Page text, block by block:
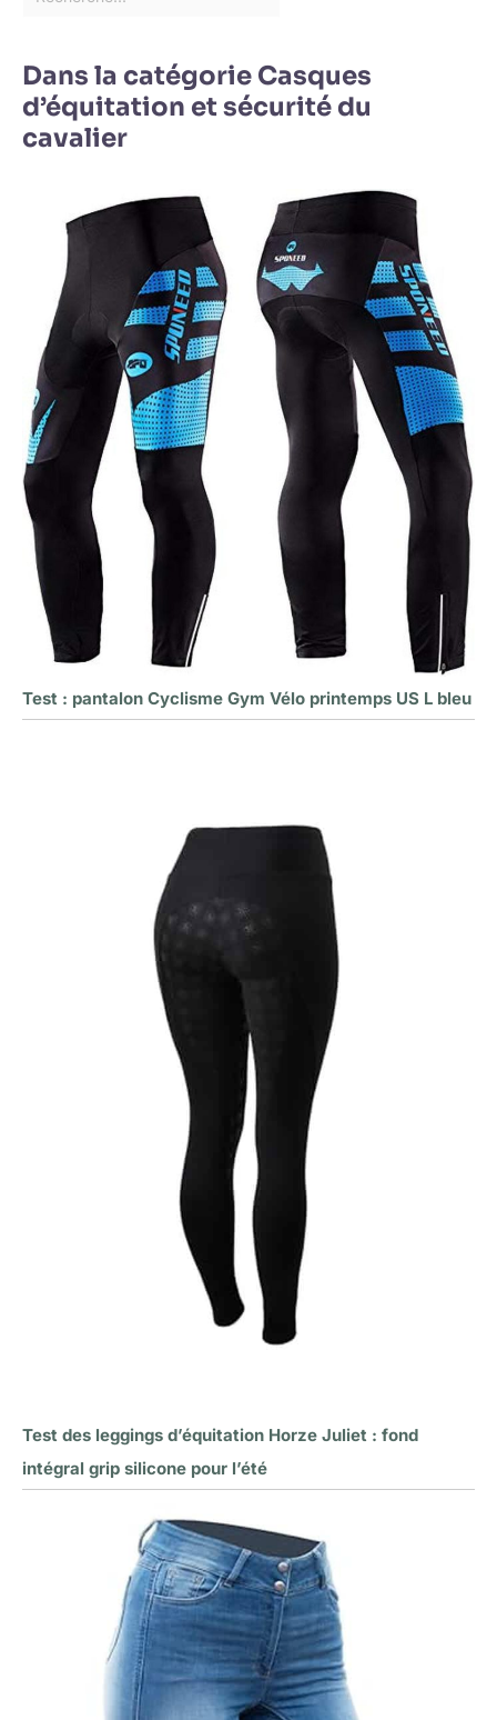
Dans la catégorie Casques
d’équitation et sécurité du
cavalier
Test : pantalon Cyclisme Gym Vélo printemps US L bleu
Test des leggings d’équitation Horze Juliet : fond
intégral grip silicone pour l’été